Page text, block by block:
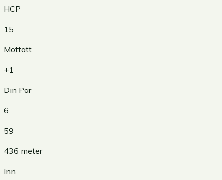
HCP
15
Mottatt
+1
Din Par
6
59
436 meter
Inn